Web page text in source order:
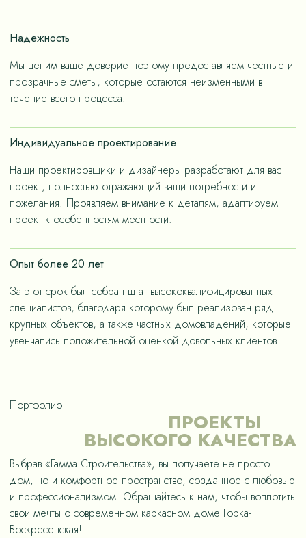
счет дизайнерских решений, ориентированных на
«медленную моду».
Надежность
Мы ценим ваше доверие поэтому предоставляем честные и
прозрачные сметы, которые остаются неизменными в
течение всего процесса.
Индивидуальное проектирование
Наши проектировщики и дизайнеры разработают для вас
проект, полностью отражающий ваши потребности и
пожелания. Проявляем внимание к деталям, адаптируем
проект к особенностям местности.
Опыт более 20 лет
За этот срок был собран штат высококвалифицированных
специалистов, благодаря которому был реализован ряд
крупных объектов, а также частных домовладений, которые
увенчались положительной оценкой довольных клиентов.
Портфолио
ПРОЕКТЫ
ВЫСОКОГО КАЧЕСТВА
Выбрав «Гамма Строительства», вы получаете не просто
дом, но и комфортное пространство, созданное с любовью
и профессионализмом. Обращайтесь к нам, чтобы воплотить
свои мечты о современном каркасном доме Горка-
Воскресенская!